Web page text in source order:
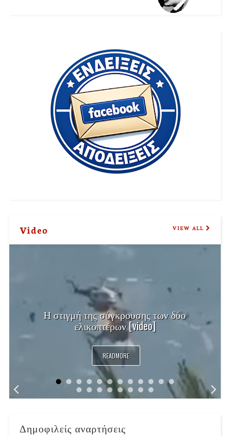
Video VIEW ALL
Η στιγμή της σύγκρουσης των δύο
ελικοπτέρων [video]
READMORE
Δημοφιλείς αναρτήσεις